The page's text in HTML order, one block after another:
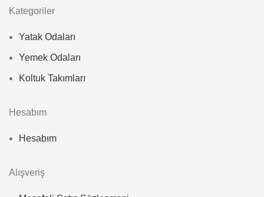
Kategoriler
Yatak Odaları
Yemek Odaları
Koltuk Takımları
Hesabım
Hesabım
Alışveriş